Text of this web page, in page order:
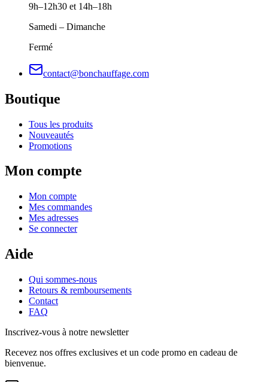
9h–12h30 et 14h–18h
Samedi – Dimanche
Fermé
contact@bonchauffage.com
Boutique
Tous les produits
Nouveautés
Promotions
Mon compte
Mon compte
Mes commandes
Mes adresses
Se connecter
Aide
Qui sommes-nous
Retours & remboursements
Contact
FAQ
Inscrivez-vous à notre newsletter
Recevez nos offres exclusives et un code promo en cadeau de
bienvenue.